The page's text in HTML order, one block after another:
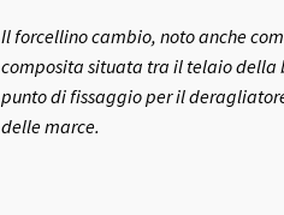
Il forcellino cambio, noto anche
composita situata tra il telaio della
punto di fissaggio per il
delle marce.